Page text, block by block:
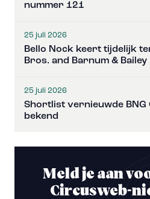
nummer 121
25 juli 2026
Bello Nock keert tijdelijk
Bros. and Barnum & Bailey
25 juli 2026
Shortlist vernieuwde
bekend
Meld je aan
Circusweb-